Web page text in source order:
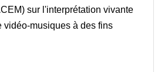
sur l'interprétation vivante
musiques à des fins